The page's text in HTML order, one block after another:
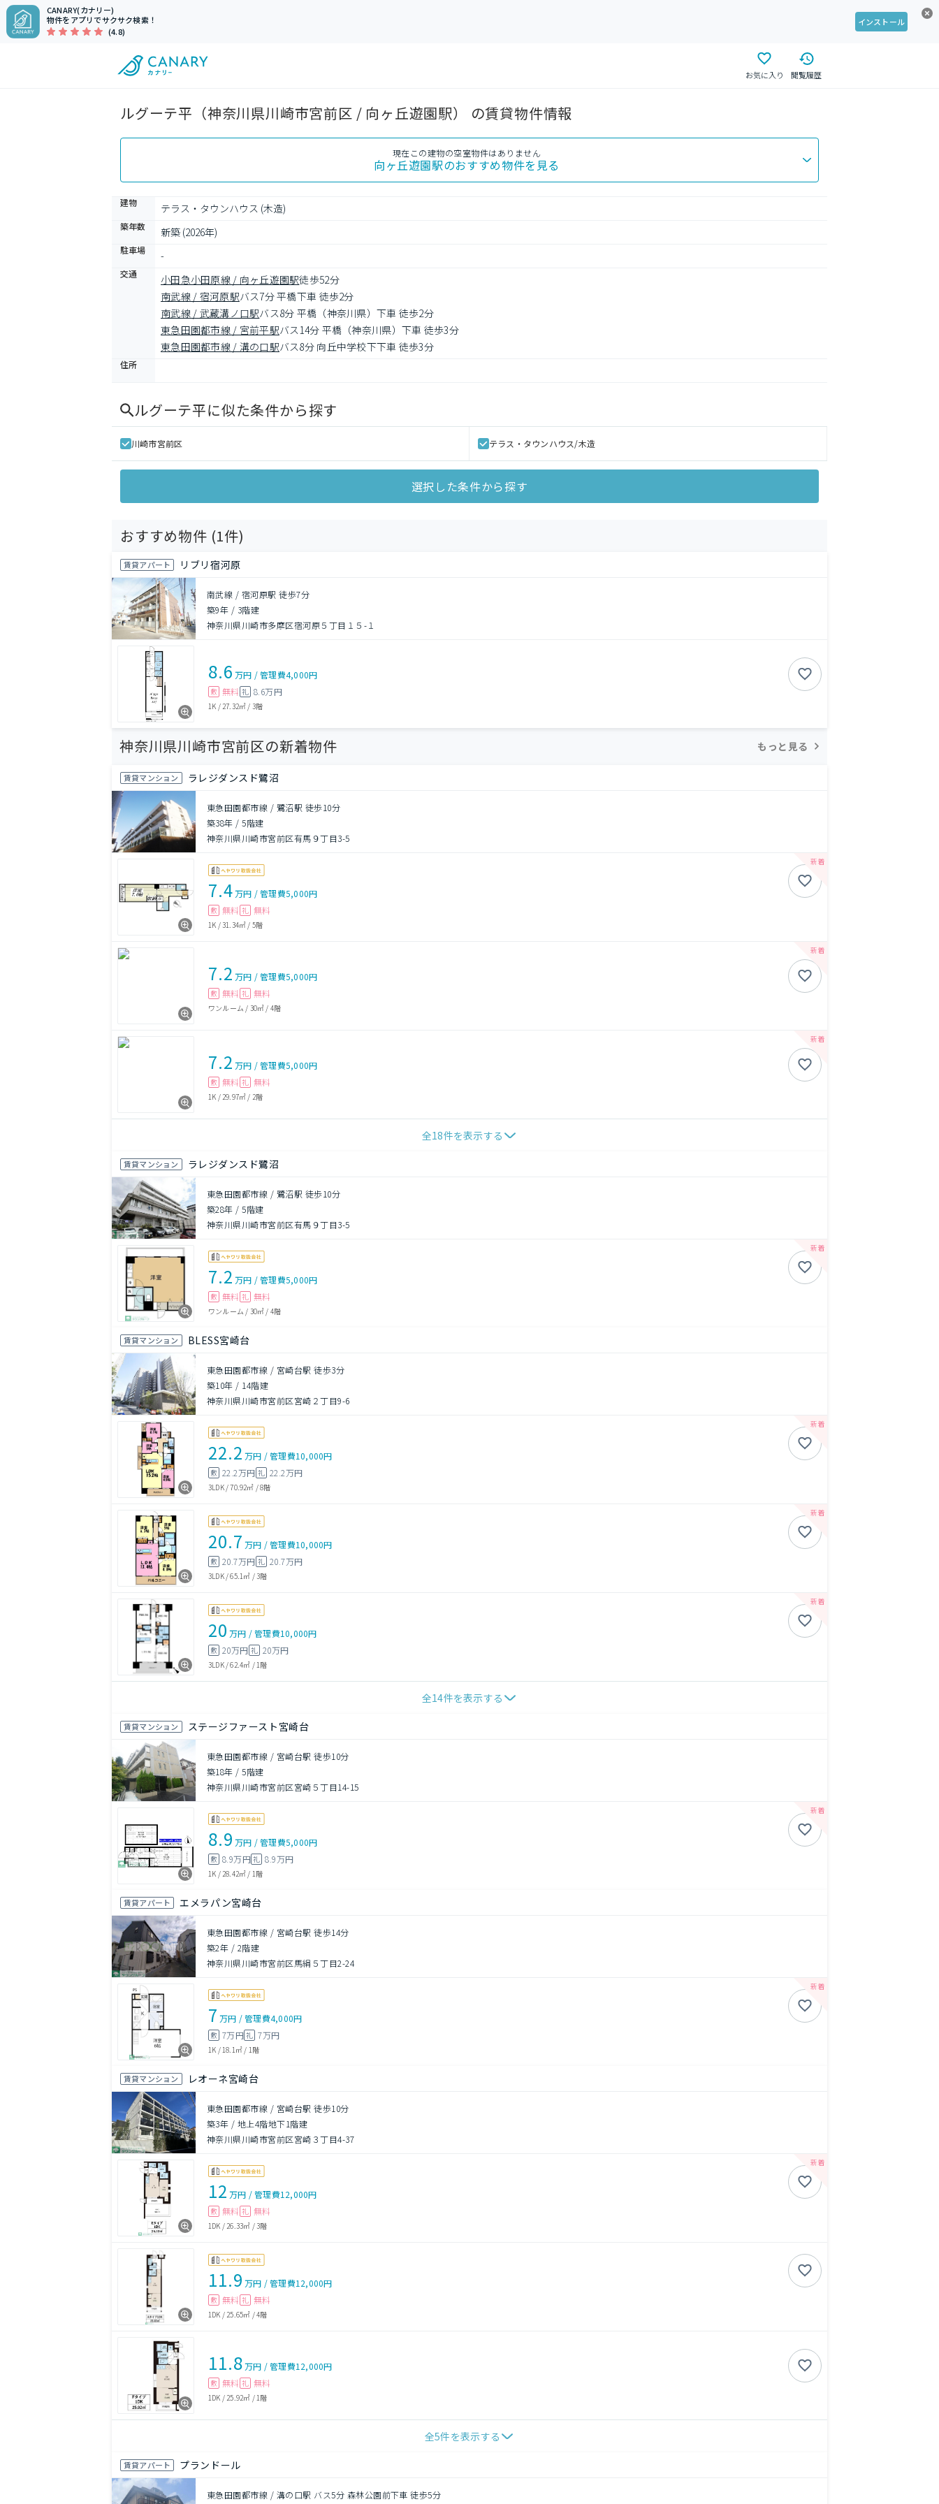
CANARY(カナリー)
物件をアプリでサクサク検索！
(4.8)
インストール
お気に入り 閲覧履歴
ルグーテ平（神奈川県川崎市宮前区 / 向ヶ丘遊園駅） の賃貸物件情報
現在この建物の空室物件はありません
向ヶ丘遊園駅のおすすめ物件を見る
建物 テラス・タウンハウス (木造)
築年数 新築 (2026年)
駐車場 -
交通 小田急小田原線 / 向ヶ丘遊園駅徒歩52分
南武線 / 宿河原駅バス7分 平橋下車 徒歩2分
南武線 / 武蔵溝ノ口駅バス8分 平橋（神奈川県）下車 徒歩2分
東急田園都市線 / 宮前平駅バス14分 平橋（神奈川県）下車 徒歩3分
東急田園都市線 / 溝の口駅バス8分 向丘中学校下下車 徒歩3分
住所
ルグーテ平に似た条件から探す
川崎市宮前区 テラス・タウンハウス/木造
選択した条件から探す
おすすめ物件 (1件)
賃貸アパート リブリ宿河原
南武線 / 宿河原駅 徒歩7分
築9年 / 3階建
神奈川県川崎市多摩区宿河原５丁目１５-１
8.6 万円 /管理費4,000円
敷 無料 礼 8.6万円
1K / 27.32㎡ / 3階
神奈川県川崎市宮前区の新着物件 もっと見る
賃貸マンション ラレジダンスド鷺沼
東急田園都市線 / 鷺沼駅 徒歩10分
築38年 /5階建
神奈川県川崎市宮前区有馬９丁目3-5
7.4万円 /管理費5,000円
敷 無料 礼 無料
1K /31.34㎡ / 5階
7.2 万円 /管理費5,000円
敷 無料 礼 無料
ワンルーム / 30㎡ / 4階
7.2 万円 /管理費5,000円
敷 無料 礼 無料
1K / 29.97㎡ / 2階
全18件を表示する
賃貸マンション ラレジダンスド鷺沼
東急田園都市線 / 鷺沼駅 徒歩10分
築28年 /5階建
神奈川県川崎市宮前区有馬９丁目3-5
7.2 万円 /管理費5,000円
敷 無料 礼 無料
ワンルーム / 30㎡ / 4階
賃貸マンション BLESS宮崎台
東急田園都市線 / 宮崎台駅 徒歩3分
築10年 / 14階建
神奈川県川崎市宮前区宮崎２丁目9-6
22.2 万円 /管理費10,000円
敷 22.2万円 礼 22.2万円
3LDK/70.92㎡ /8階
20.7 万円 /管理費10,000円
敷 20.7万円 礼 20.7万円
3LDK/65.1㎡ /3階
20 万円 /管理費10,000円
敷 20万円 礼 20万円
3LDK/62.4㎡ /1階
全14件を表示する
賃貸マンション ステージファースト宮崎台
東急田園都市線 / 宮崎台駅 徒歩10分
築18年 /5階建
神奈川県川崎市宮前区宮崎５丁目14-15
8.9 万円 /管理費5,000円
敷 8.9万円礼 8.9万円
1K /28.42㎡ / 1階
賃貸アパート エメラパン宮崎台
東急田園都市線 / 宮崎台駅 徒歩14分
築2年 / 2階建
神奈川県川崎市宮前区馬絹５丁目2-24
7 万円 /管理費4,000円
敷 7万円礼 7万円
1K /18.1㎡ / 1階
賃貸マンション レオーネ宮崎台
東急田園都市線 / 宮崎台駅 徒歩10分
築3年 / 地上4階地下1階建
神奈川県川崎市宮前区宮崎３丁目4-37
12 万円 /管理費12,000円
敷 無料 礼 無料
1DK /26.33㎡ /3階
11.9 万円 /管理費12,000円
敷 無料 礼 無料
1DK /25.65㎡ /4階
11.8万円 /管理費12,000円
敷 無料 礼 無料
1DK / 25.92㎡ / 1階
全5件を表示する
賃貸アパート プランドール
東急田園都市線 / 溝の口駅 バス5分 森林公園前下車 徒歩5分